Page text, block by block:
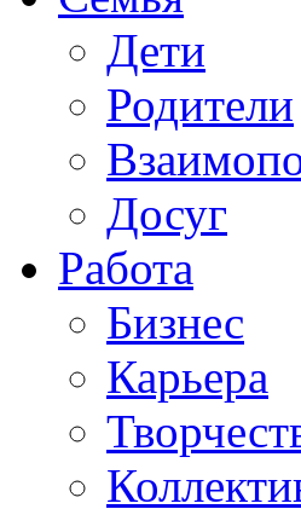
Дети
Родители
Досуг
Работа
Бизнес
Карьера